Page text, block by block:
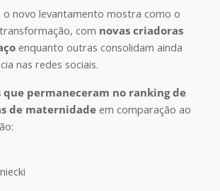
o novo levantamento mostra como o
com novas criadoras
enquanto outras consolidam ainda
nas redes sociais.
que permaneceram no ranking de
de maternidadeem comparação ao